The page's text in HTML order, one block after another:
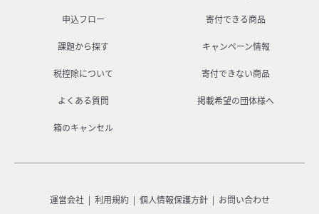
申込フロー 寄付できる商品
課題から探す キャンペーン情報
税控除について 寄付できない商品
よくある質問 掲載希望の団体様へ
箱のキャンセル
運営会社 利用規約 個人情報保護方針 お問い合わせ